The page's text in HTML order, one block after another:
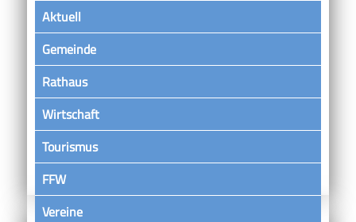
Aktuell
Gemeinde
Rathaus
Wirtschaft
Tourismus
FFW
VereineSatzungen